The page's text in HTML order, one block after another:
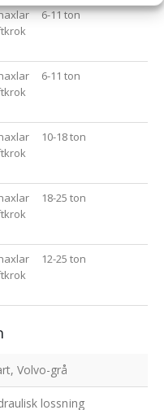
6-11 ton
6-11 ton
10-18 ton
18-25 ton
12-25 ton
Volvo-grå
lossning